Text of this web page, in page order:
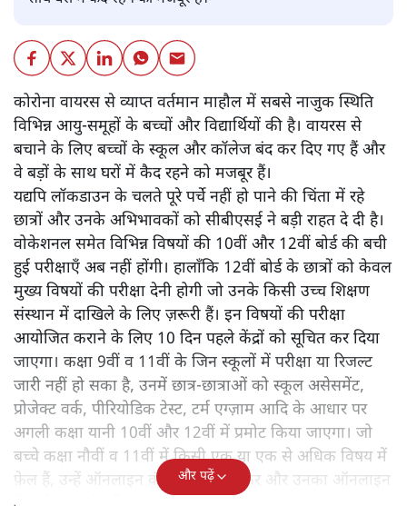
विजयशंकर चतुर्वेदी
कोरोना वायरस से व्याप्त वर्तमान माहौल में सबसे नाजुक स्थिति
विभिन्न आयु-समूहों के बच्चों और विद्यार्थियों की है। वायरस से बचाने
के लिए बच्चों के स्कूल और कॉलेज बंद कर दिए गए हैं और वे बड़ों के
साथ घरों में कैद रहने को मजबूर हैं।
कोरोना वायरस से व्याप्त वर्तमान माहौल में सबसे नाजुक स्थिति
विभिन्न आयु-समूहों के बच्चों और विद्यार्थियों की है। वायरस से
बचाने के लिए बच्चों के स्कूल और कॉलेज बंद कर दिए गए हैं और
वे बड़ों के साथ घरों में कैद रहने को मजबूर हैं।
यद्यपि लॉकडाउन के चलते पूरे पर्चे नहीं हो पाने की चिंता में रहे
छात्रों और उनके अभिभावकों को सीबीएसई ने बड़ी राहत दे दी है।
वोकेशनल समेत विभिन्न विषयों की 10वीं और 12वीं बोर्ड की बची
हुई परीक्षाएँ अब नहीं होंगी। हालाँकि 12वीं बोर्ड के छात्रों को केवल